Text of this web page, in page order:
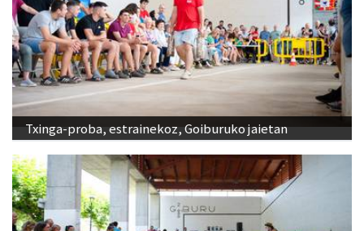
Txinga-proba, estrainekoz, Goiburuko jaietan